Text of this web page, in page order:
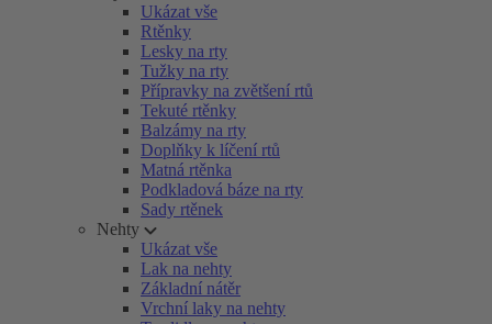
Ukázat vše
Rtěnky
Lesky na rty
Tužky na rty
Přípravky na zvětšení rtů
Tekuté rtěnky
Balzámy na rty
Doplňky k líčení rtů
Matná rtěnka
Podkladová báze na rty
Sady rtěnek
Nehty
Ukázat vše
Lak na nehty
Základní nátěr
Vrchní laky na nehty